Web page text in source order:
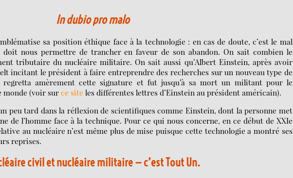
In dubio pro malo
sa position éthique face à la technologie : en cas de doute, c’est le mal
doit nous permettre de trancher en faveur de son abandon. On sait combien le
tributaire du nucléaire militaire. On sait aussi qu’Albert Einstein, après avoir
incitant le président à faire entreprendre des recherches sur un nouveau type de
regretta amèrement cette signature et fut jusqu’à sa mort un militant pour le
monde (voir surce site les différentes lettres d’Einstein au président américain).
peu tard dans la réflexion de scientifiques comme Einstein, dont la personne met
de l’homme face à la technique. Pour ce qui nous concerne, en ce début de XXIe
au nucléaire n’est même plus de mise puisque cette technologie a montré ses
reprises.
civil et nucléaire militaire — c’est Tout Un.